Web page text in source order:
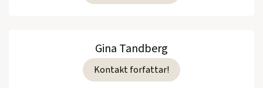
Gina Tandberg
Kontakt forfattar!